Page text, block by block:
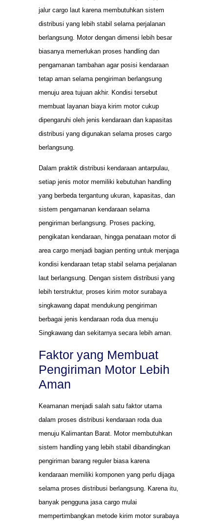
jalur cargo laut karena membutuhkan sistem
distribusi yang lebih stabil selama perjalanan
berlangsung. Motor dengan dimensi lebih besar
biasanya memerlukan proses handling dan
pengamanan tambahan agar posisi kendaraan
tetap aman selama pengiriman berlangsung
menuju area tujuan akhir. Kondisi tersebut
membuat layanan biaya kirim motor cukup
dipengaruhi oleh jenis kendaraan dan kapasitas
distribusi yang digunakan selama proses cargo
berlangsung.
Dalam praktik distribusi kendaraan antarpulau,
setiap jenis motor memiliki kebutuhan handling
yang berbeda tergantung ukuran, kapasitas, dan
sistem pengamanan kendaraan selama
pengiriman berlangsung. Proses packing,
pengikatan kendaraan, hingga penataan motor di
area cargo menjadi bagian penting untuk menjaga
kondisi kendaraan tetap stabil selama perjalanan
laut berlangsung. Dengan sistem distribusi yang
lebih terstruktur, proses kirim motor surabaya
singkawang dapat mendukung pengiriman
berbagai jenis kendaraan roda dua menuju
Singkawang dan sekitarnya secara lebih aman.
Faktor yang Membuat
Pengiriman Motor Lebih
Aman
Keamanan menjadi salah satu faktor utama
dalam proses distribusi kendaraan roda dua
menuju Kalimantan Barat. Motor membutuhkan
sistem handling yang lebih stabil dibandingkan
pengiriman barang reguler biasa karena
kendaraan memiliki komponen yang perlu dijaga
selama proses distribusi berlangsung. Karena itu,
banyak pengguna jasa cargo mulai
mempertimbangkan metode kirim motor surabaya